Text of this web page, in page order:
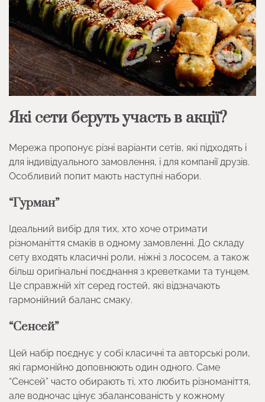
Які сети беруть участь в акції?
Мережа пропонує різні варіанти сетів, які підходять і
для індивідуального замовлення, і для компанії друзів.
Особливий попит мають наступні набори.
“Гурман”
Ідеальний вибір для тих, хто хоче отримати
різноманіття смаків в одному замовленні. До складу
сету входять класичні роли, ніжні з лососем, а також
більш оригінальні поєднання з креветками та тунцем.
Це справжній хіт серед гостей, які відзначають
гармонійний баланс смаку.
“Сенсей”
Цей набір поєднує у собі класичні та авторські роли,
які гармонійно доповнюють один одного. Саме
“Сенсей” часто обирають ті, хто любить різноманіття,
але водночас цінує збалансованість у кожному